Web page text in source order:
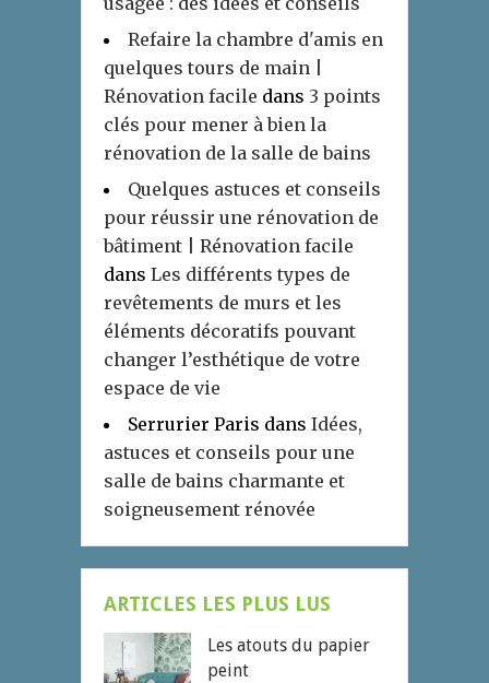
Refaire la chambre d'amis en
quelques tours de main |
Rénovation facile dans 3 points
clés pour mener à bien la
rénovation de la salle de bains
Quelques astuces et conseils
pour réussir une rénovation de
bâtiment | Rénovation facile
dans Les différents types de
revêtements de murs et les
éléments décoratifs pouvant
changer l’esthétique de votre
espace de vie
Serrurier Paris dans Idées,
astuces et conseils pour une
salle de bains charmante et
soigneusement rénovée
ARTICLES LES PLUS LUS
Les atouts du papier
peint